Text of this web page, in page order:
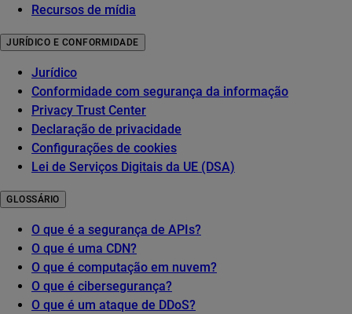
Recursos de mídia
JURÍDICO E CONFORMIDADE
Jurídico
Conformidade com segurança da informação
Privacy Trust Center
Declaração de privacidade
Configurações de cookies
Lei de Serviços Digitais da UE (DSA)
GLOSSÁRIO
O que é a segurança de APIs?
O que é uma CDN?
O que é computação em nuvem?
O que é cibersegurança?
O que é um ataque de DDoS?